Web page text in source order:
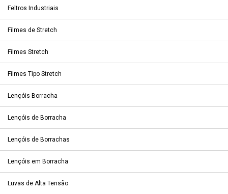
Feltros Industriais
Filmes de Stretch
Filmes Stretch
Filmes Tipo Stretch
Lençóis Borracha
Lençóis de Borracha
Lençóis de Borrachas
Lençóis em Borracha
Luvas de Alta Tensão